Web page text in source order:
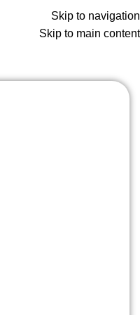
Skip to navigation
Skip to main content
فروشگاهتماس با ما